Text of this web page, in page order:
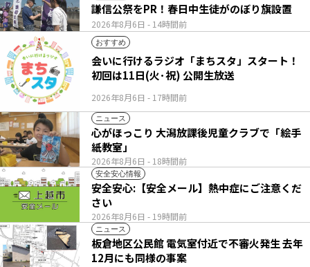
2026年8月6日 - 14時間前
謙信公祭をPR！春日中生徒がのぼり旗設置
おすすめ
2026年8月6日 - 17時間前
会いに行けるラジオ「まちスタ」スタート！
初回は11日(火･祝) 公開生放送
ニュース
2026年8月6日 - 18時間前
心がほっこり 大潟放課後児童クラブで「絵手
紙教室」
安全安心情報
2026年8月6日 - 19時間前
安全安心:【安全メール】熱中症にご注意くだ
さい
ニュース
板倉地区公民館 電気室付近で不審火発生 去年
12月にも同様の事案